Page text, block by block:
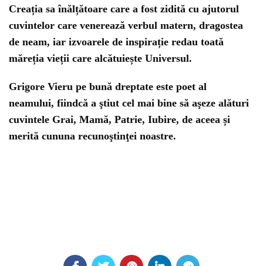
Creația sa înălțătoare care a fost zidită cu ajutorul
cuvintelor care venerează verbul matern, dragostea
de neam, iar izvoarele de inspirație redau toată
măreția vieții care alcătuiește Universul.
Grigore Vieru pe bună dreptate este poet al
neamului, fiindcă a ştiut cel mai bine să aşeze alături
cuvintele Grai, Mamă, Patrie, Iubire, de aceea și
merită cununa recunoştinţei noastre.